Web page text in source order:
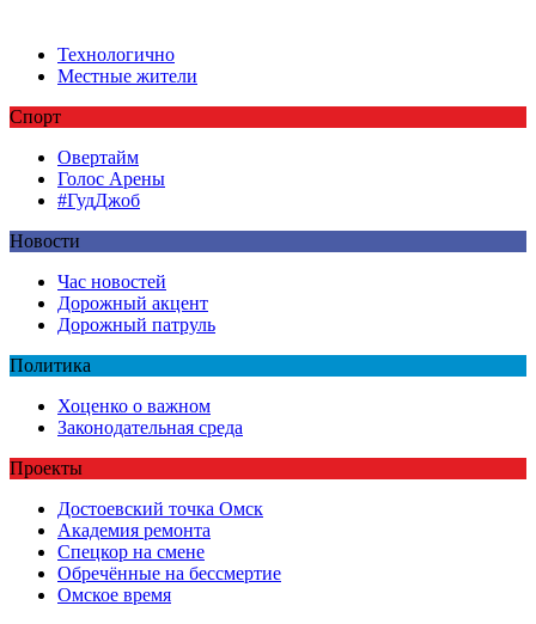
Технологично
Местные жители
Спорт
Овертайм
Голос Арены
#ГудДжоб
Новости
Час новостей
Дорожный акцент
Дорожный патруль
Политика
Хоценко о важном
Законодательная среда
Проекты
Достоевский точка Омск
Академия ремонта
Спецкор на смене
Обречённые на бессмертие
Омское время